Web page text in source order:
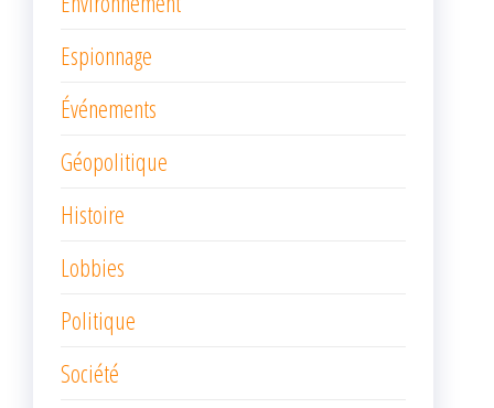
Espionnage
Événements
Géopolitique
Histoire
Lobbies
Politique
Société